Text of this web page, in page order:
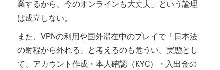
業するから、今のオンラインも大丈夫」という論理
は成立しない。
また、VPNの利用や国外滞在中のプレイで「日本法
の射程から外れる」と考えるのも危うい。実態とし
て、アカウント作成・本人確認（KYC）・入出金の